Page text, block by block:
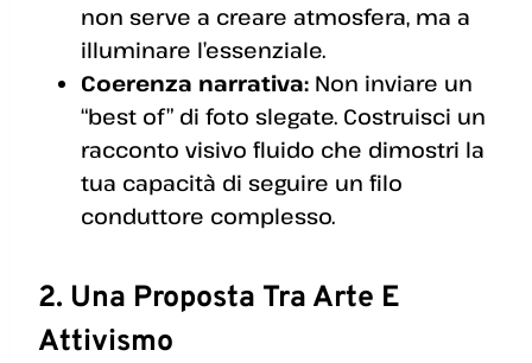
non serve a creare atmosfera, ma a
illuminare l’essenziale.
Coerenza narrativa: Non inviare un
“best of” di foto slegate. Costruisci un
racconto visivo fluido che dimostri la
tua capacità di seguire un filo
conduttore complesso.
2. Una Proposta Tra Arte E
Attivismo